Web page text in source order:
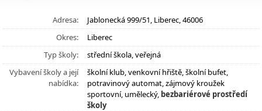
Adresa:
Jablonecká 999/51, Liberec, 46006
Okres:
Liberec
Typ školy:
střední škola, veřejná
Vybavení školy a její
nabídka:
školní klub, venkovní hřiště, školní bufet,
potravinový automat, zájmový kroužek
sportovní, umělecký, bezbariérové prostředí
školy